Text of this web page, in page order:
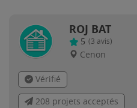
ROJ BAT
5 (3 avis)
Cenon
Vérifié
208 projets acceptés